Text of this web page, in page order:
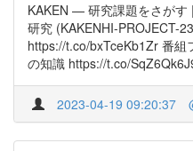
KAKEN — 研究課題をさがす
研究 (KAKENHI-PROJECT-
https://t.co/bxTceKb1Zr 番組
の知識 https://t.co/
2023-04-19 09:20:37